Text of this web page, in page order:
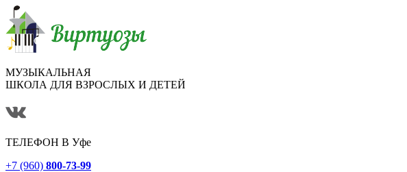
МУЗЫКАЛЬНАЯ
ШКОЛА ДЛЯ ВЗРОСЛЫХ И ДЕТЕЙ
ТЕЛЕФОН В Уфе
+7 (960) 800-73-99